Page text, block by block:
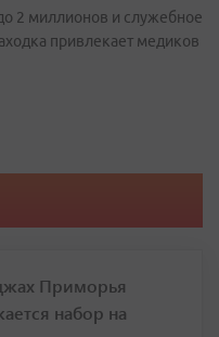
2 миллионов и служебное
привлекает медиков
Приморья
набор на